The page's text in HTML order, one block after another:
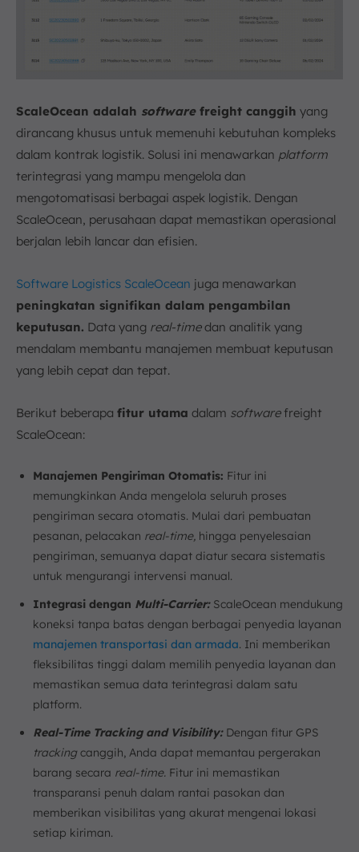
ScaleOcean adalah softwarefreight canggih yang
dirancang khusus untuk memenuhi kebutuhan kompleks
dalam kontrak logistik. Solusi ini menawarkan platform
terintegrasi yang mampu mengelola dan
mengotomatisasi berbagai aspek logistik. Dengan
ScaleOcean, perusahaan dapat memastikan operasional
berjalan lebih lancar dan efisien.
Software Logistics ScaleOcean juga menawarkan
peningkatan signifikan dalam pengambilan
keputusan. Data yang real-timedan analitik yang
mendalam membantu manajemen membuat keputusan
yang lebih cepat dan tepat.
Berikut beberapa fitur utama dalam softwarefreight
ScaleOcean:
Manajemen Pengiriman Otomatis: Fitur ini
memungkinkan Anda mengelola seluruh proses
pengiriman secara otomatis. Mulai dari pembuatan
pesanan, pelacakan real-time, hingga penyelesaian
pengiriman, semuanya dapat diatur secara sistematis
untuk mengurangi intervensi manual.
Integrasi dengan Multi-Carrier:ScaleOcean mendukung
koneksi tanpa batas dengan berbagai penyedia layanan
manajemen transportasi dan armada. Ini memberikan
fleksibilitas tinggi dalam memilih penyedia layanan dan
memastikan semua data terintegrasi dalam satu
platform.
Real-Time Tracking and Visibility: Dengan fitur GPS
trackingcanggih, Anda dapat memantau pergerakan
barang secara real-time. Fitur ini memastikan
transparansi penuh dalam rantai pasokan dan
memberikan visibilitas yang akurat mengenai lokasi
setiap kiriman.